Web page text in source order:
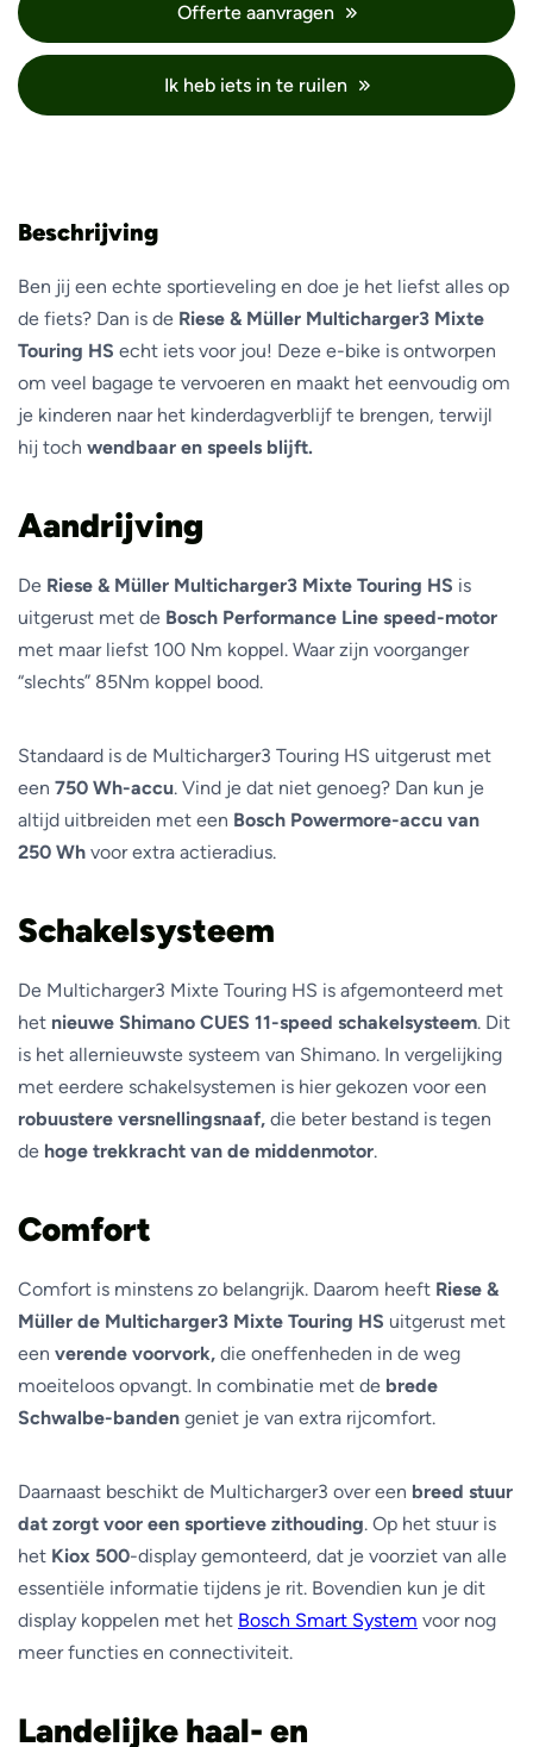
Offerte aanvragen
Ik heb iets in te ruilen
Beschrijving
Ben jij een echte sportieveling en doe je het liefst alles op
de fiets? Dan is de Riese & Müller Multicharger3 Mixte
Touring HS echt iets voor jou! Deze e-bike is ontworpen
om veel bagage te vervoeren en maakt het eenvoudig om
je kinderen naar het kinderdagverblijf te brengen, terwijl
hij toch wendbaar en speels blijft.
Aandrijving
De Riese & Müller Multicharger3 Mixte Touring HS is
uitgerust met de Bosch Performance Line speed-motor
met maar liefst 100 Nm koppel. Waar zijn voorganger
“slechts” 85Nm koppel bood.
Standaard is de Multicharger3 Touring HS uitgerust met
een 750 Wh-accu. Vind je dat niet genoeg? Dan kun je
altijd uitbreiden met een Bosch Powermore-accu van
250 Wh voor extra actieradius.
Schakelsysteem
De Multicharger3 Mixte Touring HS is afgemonteerd met
het nieuwe Shimano CUES 11-speed schakelsysteem. Dit
is het allernieuwste systeem van Shimano. In vergelijking
met eerdere schakelsystemen is hier gekozen voor een
robuustere versnellingsnaaf, die beter bestand is tegen
de hoge trekkracht van de middenmotor.
Comfort
Comfort is minstens zo belangrijk. Daarom heeft Riese &
Müller de Multicharger3 Mixte Touring HS uitgerust met
een verende voorvork, die oneffenheden in de weg
moeiteloos opvangt. In combinatie met de brede
Schwalbe-banden geniet je van extra rijcomfort.
Daarnaast beschikt de Multicharger3 over een breed stuur
dat zorgt voor een sportieve zithouding. Op het stuur is
het Kiox 500-display gemonteerd, dat je voorziet van alle
essentiële informatie tijdens je rit. Bovendien kun je dit
display koppelen met het Bosch Smart System voor nog
meer functies en connectiviteit.
Landelijke haal- en